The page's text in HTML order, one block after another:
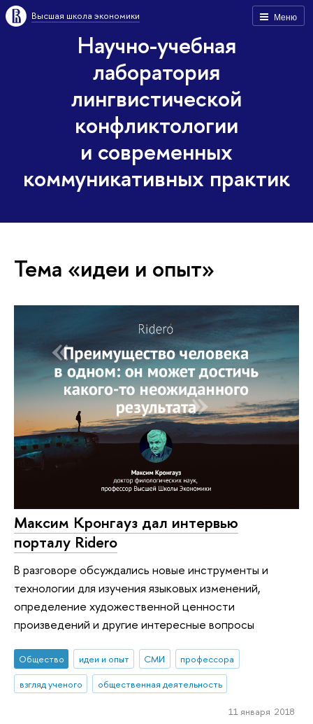
Меню
Высшая школа экономики
Научно-учебная
лаборатория
лингвистической
конфликтологии
и современных
коммуникативных практик
Тема «идеи и опыт»
Максим Кронгауз дал интервью
порталу Ridero
В разговоре обсуждались новые инструменты и
технологии для изучения языковых изменений,
определение художественной ценности
произведений и другие интересные вопросы
Общество идеи и опыт СМИ
профессора
взгляд ученого
общественная деятельность
11 января 2018